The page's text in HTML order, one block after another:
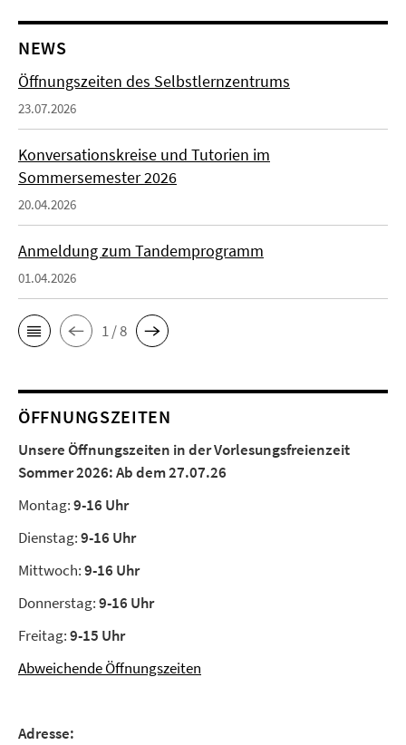
NEWS
Öffnungszeiten des Selbstlernzentrums
23.07.2026
Konversationskreise und Tutorien im
Sommersemester 2026
20.04.2026
Anmeldung zum Tandemprogramm
01.04.2026
1 / 8
ÖFFNUNGSZEITEN
Unsere Öffnungszeiten in der Vorlesungsfreienzeit
Sommer 2026:Ab dem 27.07.26
Montag:9-16 Uhr
Dienstag:9-16 Uhr
Mittwoch:9-16 Uhr
Donnerstag:9-16 Uhr
Freitag:9-15 Uhr
Abweichende Öffnungszeiten
Adresse: